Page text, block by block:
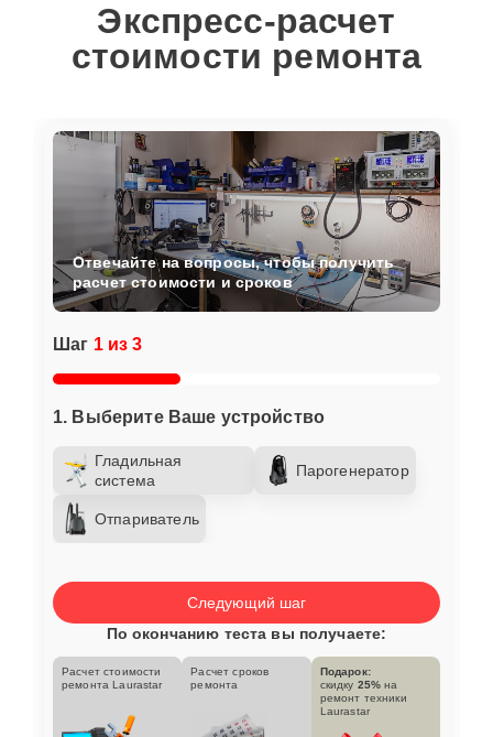
Экспресс-расчет
стоимости ремонта
Шаг 1 из 3
1. Выберите Ваше устройство
Гладильная
система
Парогенератор
Отпариватель
Отвечайте на вопросы, чтобы получить
расчет стоимости и сроков
Следующий шаг
По окончанию теста вы получаете:
Расчет стоимости
ремонта Laurastar
Расчет сроков
ремонта
Подарок:
скидку 25% на
ремонт техники
Laurastar